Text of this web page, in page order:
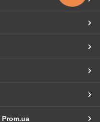
Prom.ua